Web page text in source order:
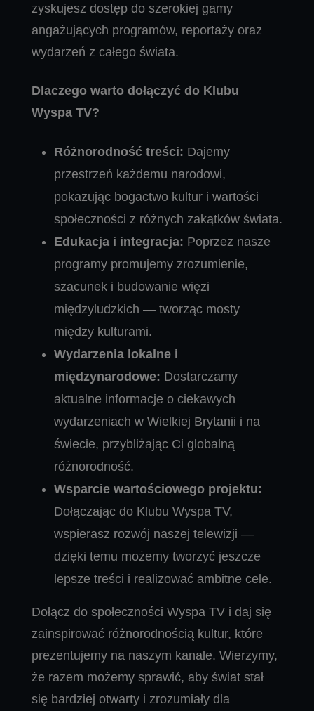
zyskujesz dostęp do szerokiej gamy
angażujących programów, reportaży oraz
wydarzeń z całego świata.
Dlaczego warto dołączyć do Klubu
Wyspa TV?
Różnorodność treści: Dajemy
przestrzeń każdemu narodowi,
pokazując bogactwo kultur i wartości
społeczności z różnych zakątków świata.
Edukacja i integracja: Poprzez nasze
programy promujemy zrozumienie,
szacunek i budowanie więzi
międzyludzkich — tworząc mosty
między kulturami.
Wydarzenia lokalne i
międzynarodowe: Dostarczamy
aktualne informacje o ciekawych
wydarzeniach w Wielkiej Brytanii i na
świecie, przybliżając Ci globalną
różnorodność.
Wsparcie wartościowego projektu:
Dołączając do Klubu Wyspa TV,
wspierasz rozwój naszej telewizji —
dzięki temu możemy tworzyć jeszcze
lepsze treści i realizować ambitne cele.
Dołącz do społeczności Wyspa TV i daj się
zainspirować różnorodnością kultur, które
prezentujemy na naszym kanale. Wierzymy,
że razem możemy sprawić, aby świat stał
się bardziej otwarty i zrozumiały dla